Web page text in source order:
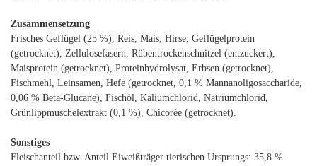
Zusammensetzung
Frisches Geflügel (25 %), Reis, Mais, Hirse, Geflügelprotein
(getrocknet), Zellulosefasern, Rübentrockenschnitzel (entzuckert),
Maisprotein (getrocknet), Proteinhydrolysat, Erbsen (getrocknet),
Fischmehl, Leinsamen, Hefe (getrocknet, 0,1 % Mannanoligosaccharide,
0,06 % Beta-Glucane), Fischöl, Kaliumchlorid, Natriumchlorid,
Grünlippmuschelextrakt (0,1 %), Chicorée (getrocknet).
Sonstiges
Fleischanteil bzw. Anteil Eiweißträger tierischen Ursprungs: 35,8 %